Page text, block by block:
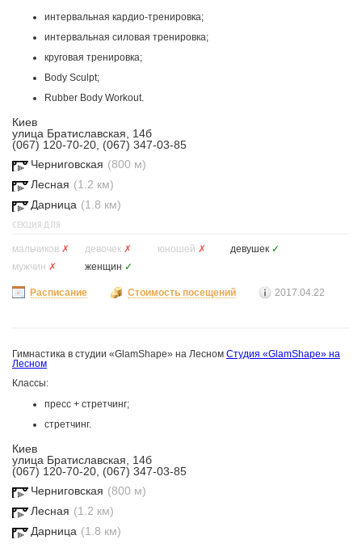
интервальная кардио-тренировка;
интервальная силовая тренировка;
круговая тренировка;
Body Sculpt;
Rubber Body Workout.
Киев
улица Братиславская, 14б
(067) 120-70-20, (067) 347-03-85
Черниговская (800 м)
Лесная (1.2 км)
Дарница (1.8 км)
СЕКЦИЯ ДЛЯ
мальчиков ✗ девочек ✗ юношей ✗ девушек ✓
мужчин ✗ женщин ✓
Расписание Стоимость посещений 2017.04.22
Гимнастика в студии «GlamShape» на Лесном Студия «GlamShape» на
Лесном
Классы:
пресс + стретчинг;
стретчинг.
Киев
улица Братиславская, 14б
(067) 120-70-20, (067) 347-03-85
Черниговская (800 м)
Лесная (1.2 км)
Дарница (1.8 км)